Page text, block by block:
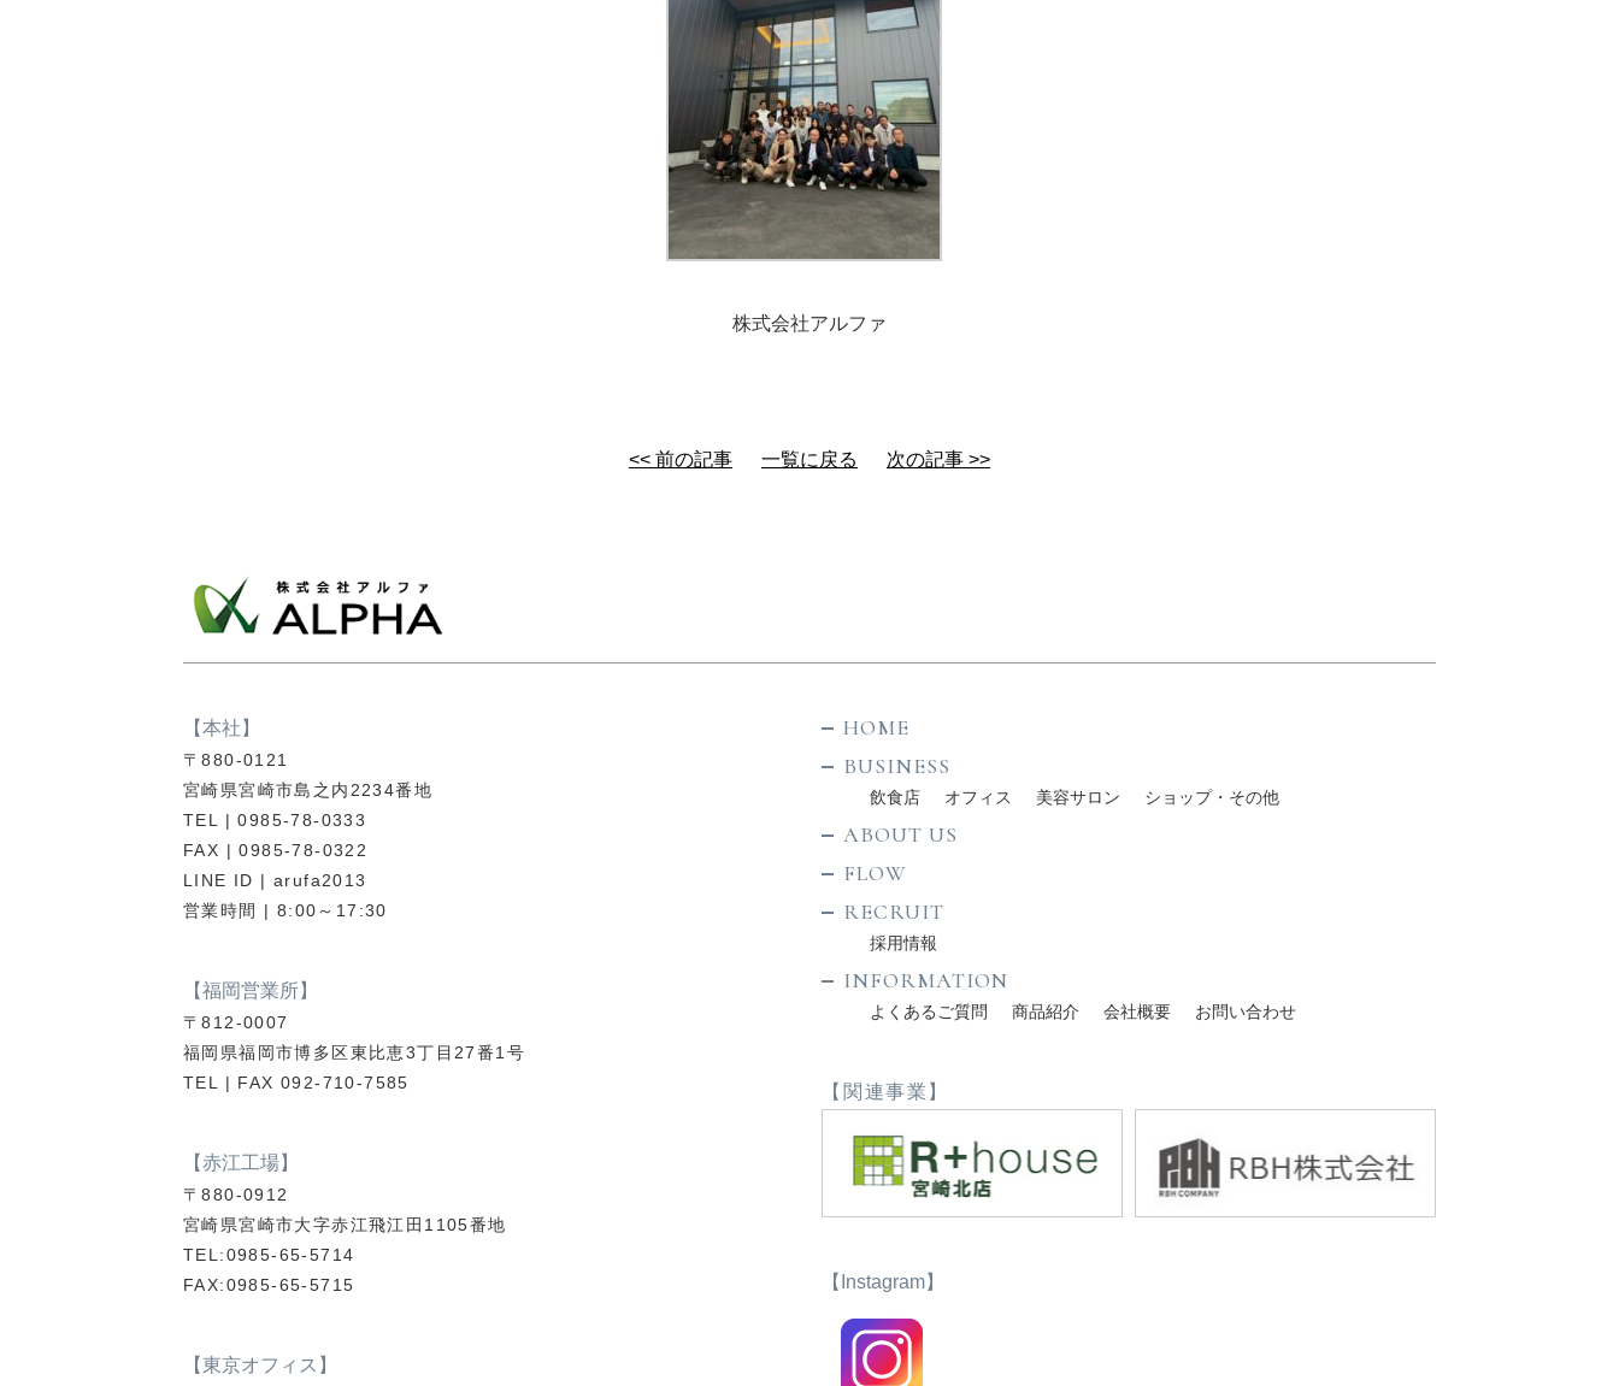
株式会社アルファ
<< 前の記事 一覧に戻る 次の記事 >>
【本社】
〒880-0121
宮崎県宮崎市島之内2234番地
TEL | 0985-78-0333
FAX | 0985-78-0322
LINE ID | arufa2013
営業時間 | 8:00～17:30
【福岡営業所】
〒812-0007
福岡県福岡市博多区東比恵3丁目27番1号
TEL | FAX 092-710-7585
【赤江工場】
〒880-0912
宮崎県宮崎市大字赤江飛江田1105番地
TEL:0985-65-5714
FAX:0985-65-5715
【東京オフィス】
HOME
BUSINESS
飲食店 オフィス 美容サロン ショップ・その他
ABOUT US
FLOW
RECRUIT
採用情報
INFORMATION
よくあるご質問 商品紹介 会社概要 お問い合わせ
【関連事業】
【Instagram】